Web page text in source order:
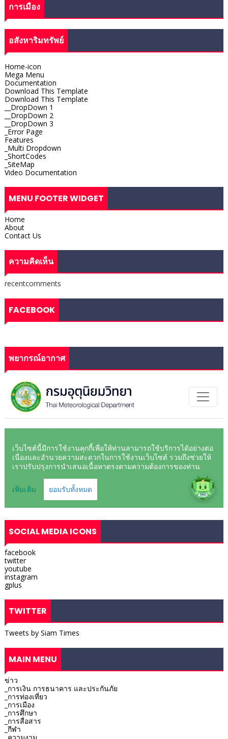
การเมือง
อสังหาริมทรัพย์
Home-icon
Mega Menu
Documentation
Download This Template
Download This Template
__DropDown 1
__DropDown 2
__DropDown 3
_Error Page
Features
_Multi Dropdown
_ShortCodes
_SiteMap
Video Documentation
MENU FOOTER WIDGET
Home
About
Contact Us
ความคิดเห็น
recentcomments
FACEBOOK
พยากรณ์อากาศ
SOCIAL MEDIA ICONS
facebook
twitter
youtube
instagram
gplus
TWITTER
Tweets by Siam Times
MAIN MENU
ข่าว
_การเงิน การธนาคาร และประกันภัย
_การท่องเที่ยว
_การเมือง
_การศึกษา
_การสื่อสาร
_กีฬา